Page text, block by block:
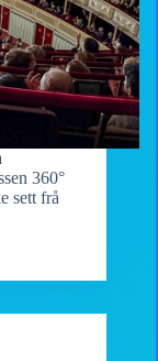
360°
sett frå